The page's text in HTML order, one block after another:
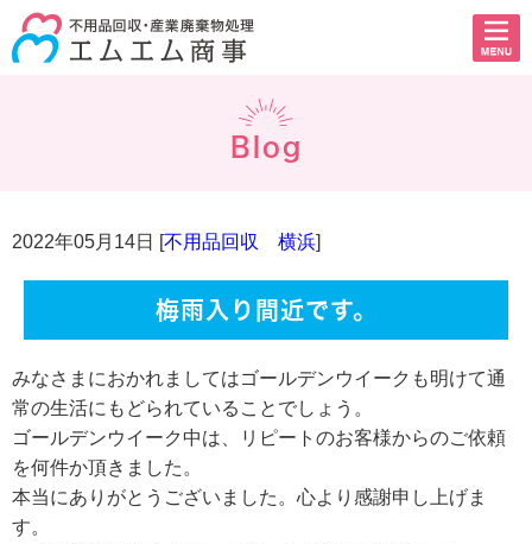
Blog
2022年05月14日 [不用品回収 横浜]
梅雨入り間近です。
みなさまにおかれましてはゴールデンウイークも明けて通
常の生活にもどられていることでしょう。
ゴールデンウイーク中は、リピートのお客様からのご依頼
を何件か頂きました。
本当にありがとうございました。心より感謝申し上げま
す。